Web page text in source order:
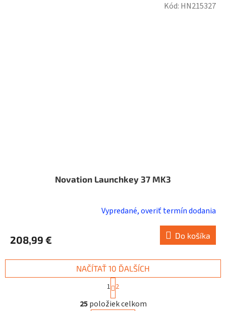
Novation Launchkey 37 MK3
Vypredané, overiť termín dodania
208,99 € Do košíka
Kód: HN215327
O
v
NAČÍTAŤ 10 ĎALŠÍCH
t
r
á
1 2
25položiek celkom